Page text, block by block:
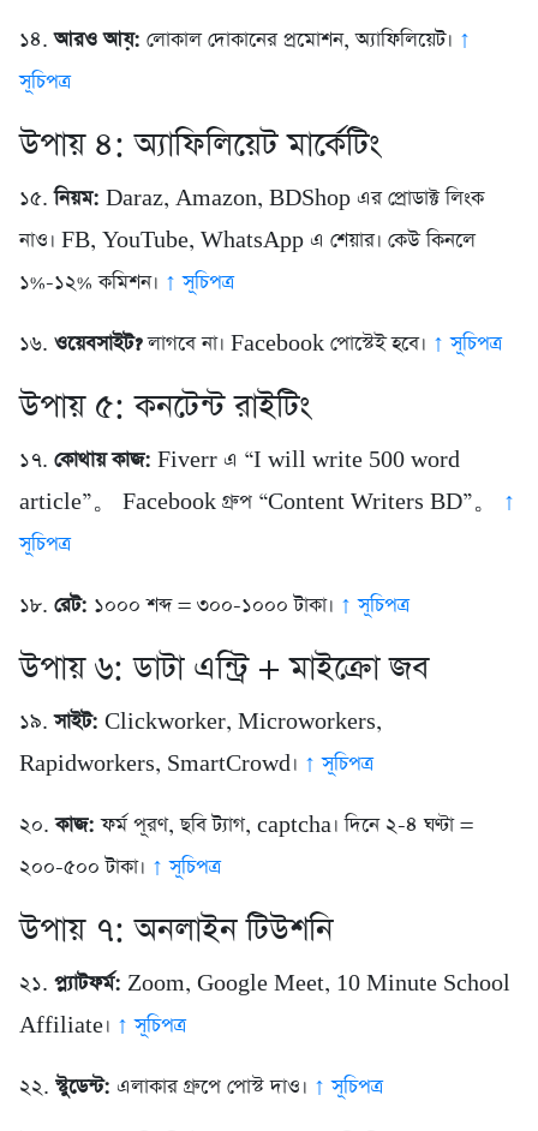
১৪.আরও আয়: লোকাল দোকানের প্রমোশন, অ্যাফিলিয়েট। ↑
সূচিপত্র
উপায় ৪: অ্যাফিলিয়েট মার্কেটিং
১৫.নিয়ম: Daraz, Amazon, BDShop এর প্রোডাক্ট লিংক
নাও। FB, YouTube, WhatsApp এ শেয়ার। কেউ কিনলে
১%-১২% কমিশন। ↑ সূচিপত্র
১৬. ওয়েবসাইট?লাগবে না। Facebook পোস্টেই হবে। ↑ সূচিপত্র
উপায় ৫: কনটেন্ট রাইটিং
১৭. কোথায় কাজ: Fiverr এ “I will write 500 word
article”。 Facebook গ্রুপ “Content Writers BD”。 ↑
সূচিপত্র
১৮. রেট: ১০০০ শব্দ = ৩০০-১০০০ টাকা। ↑ সূচিপত্র
উপায় ৬: ডাটা এন্ট্রি + মাইক্রো জব
১৯.সাইট: Clickworker, Microworkers,
Rapidworkers, SmartCrowd। ↑ সূচিপত্র
২০.কাজ: ফর্ম পূরণ, ছবি ট্যাগ, captcha। দিনে ২-৪ ঘণ্টা =
২০০-৫০০ টাকা। ↑ সূচিপত্র
উপায় ৭: অনলাইন টিউশনি
২১. প্ল্যাটফর্ম: Zoom, Google Meet, 10 Minute School
Affiliate। ↑ সূচিপত্র
২২. স্টুডেন্ট: এলাকার গ্রুপে পোস্ট দাও। ↑ সূচিপত্র